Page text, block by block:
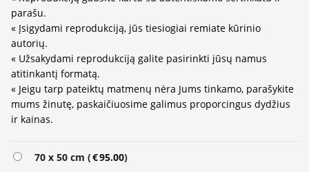
parašu.
« Įsigydami reprodukciją, jūs tiesiogiai remiate kūrinio
autorių.
« Užsakydami reprodukciją galite pasirinkti jūsų namus
atitinkantį formatą.
« Jeigu tarp pateiktų matmenų nėra Jums tinkamo, parašykite
mums žinutę, paskaičiuosime galimus proporcingus dydžius
ir kainas.
70 x 50 cm (€95.00)
Alternative: